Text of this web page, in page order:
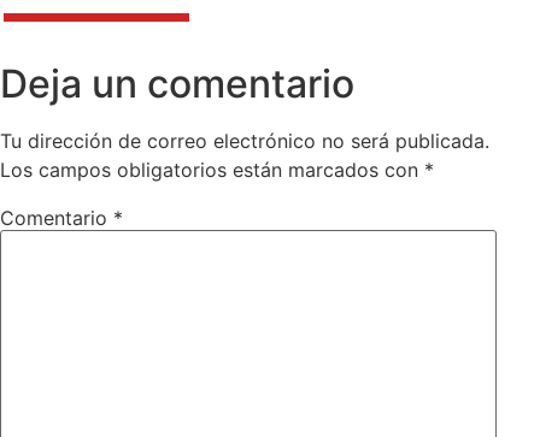
Deja un comentario
Tu dirección de correo electrónico no será publicada.
Los campos obligatorios están marcados con *
Comentario *